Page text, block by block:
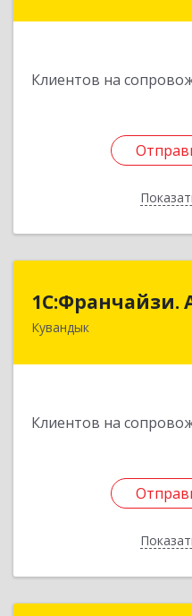
Клиентов на
1С:Франчайзи.
Кувандык
Клиентов на
462220,